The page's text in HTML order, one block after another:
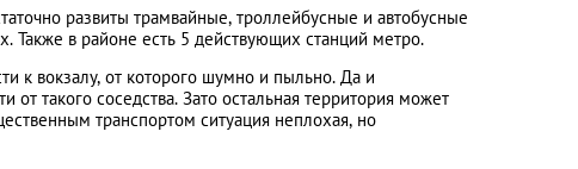
развиты трамвайные, троллейбусные и автобусные
Также в районе есть 5 действующих станций метро.
к вокзалу, от которого шумно и пыльно. Да и
такого соседства. Зато остальная территория может
транспортом ситуация неплохая, но